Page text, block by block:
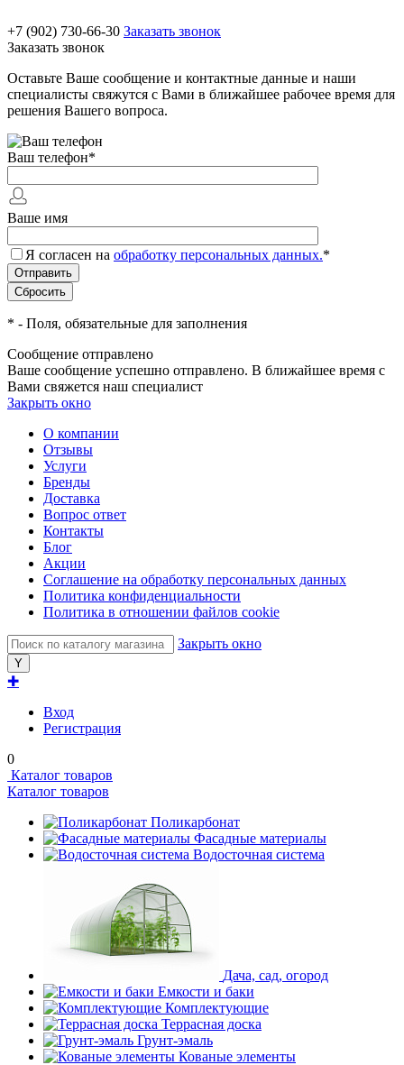
+7 (902) 730-66-30 Заказать звонок
Заказать звонок
Оставьте Ваше сообщение и контактные данные и наши
специалисты свяжутся с Вами в ближайшее рабочее время для
решения Вашего вопроса.
Ваш телефон*
Ваше имя
Я согласен на обработку персональных данных.*
* - Поля, обязательные для заполнения
Сообщение отправлено
Ваше сообщение успешно отправлено. В ближайшее время с
Вами свяжется наш специалист
Закрыть окно
О компании
Отзывы
Услуги
Бренды
Доставка
Вопрос ответ
Контакты
Блог
Акции
Соглашение на обработку персональных данных
Политика конфиденциальности
Политика в отношении файлов cookie
Закрыть окно
✚
Вход
Регистрация
0
Каталог товаров
Каталог товаров
Поликарбонат
Фасадные материалы
Водосточная система
Дача, сад, огород
Емкости и баки
Комплектующие
Террасная доска
Грунт-эмаль
Кованые элементы